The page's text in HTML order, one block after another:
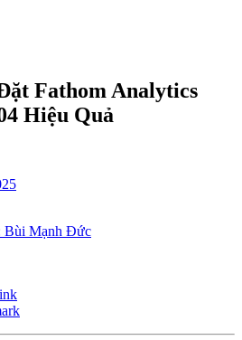
Fathom Analytics
Hiệu Quả
Bùi Mạnh Đức